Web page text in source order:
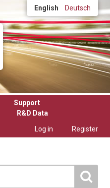
English Deutsch
Support
R&D Data
Log in
Register